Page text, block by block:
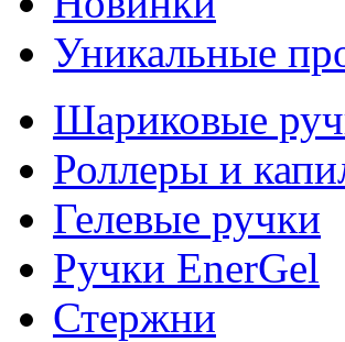
Уникальные
Шариковые
Роллеры и
Гелевые ручки
Ручки EnerGel
Стержни